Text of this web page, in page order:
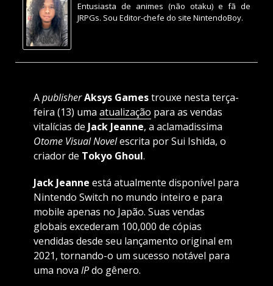
Entusiasta de animes (não otaku) e fã de
JRPGs. Sou Editor-chefe do site NintendoBoy.
ApublisherAksys Gamestrouxe nesta terça-
feira (13) uma atualização para as vendas
vitalícias de Jack Jeanne, a aclamadissima
Otome Visual Novelescrita por Sui Ishida, o
criador de Tokyo Ghoul.
Jack Jeanne está atualmente disponível para
Nintendo Switch no mundo inteiro e para
mobile apenas no Japão. Suas vendas
globais excederam 100,000 de cópias
vendidas desde seu lançamento original em
2021, tornando-o um sucesso notável para
uma nova IPdo gênero.